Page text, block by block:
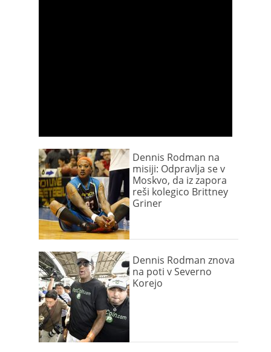
Dennis Rodman na
misiji: Odpravlja se v
Moskvo, da iz zapora
reši kolegico Brittney
Griner
Dennis Rodman znova
na poti v Severno
Korejo